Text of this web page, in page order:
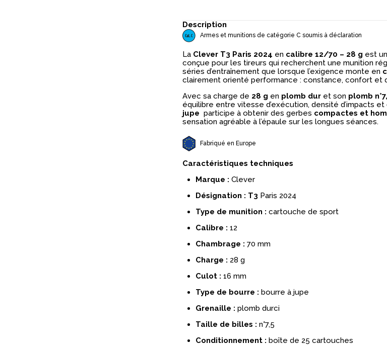
Description
Armes et munitions de catégorie C soumis à déclaration
La Clever T3 Paris 2024 en calibre 12/70 – 28 g est
conçue pour les tireurs qui recherchent une munition
séries d’entraînement que lorsque l’exigence monte en
clairement orienté performance : constance, confort et
Avec sa charge de 28 g en plomb duret son plomb
équilibre entre vitesse d’exécution, densité d’impacts et
jupe participe à obtenir des gerbes compactes et
sensation agréable à l’épaule sur les longues séances.
Fabriqué en Europe
Caractéristiques techniques
Marque : Clever
Désignation : T3 Paris 2024
Type de munition : cartouche de sport
Calibre : 12
Chambrage : 70 mm
Charge : 28 g
Culot : 16 mm
Type de bourre : bourre à jupe
Grenaille : plomb durci
Taille de billes : n°7,5
Conditionnement : boîte de 25 cartouches